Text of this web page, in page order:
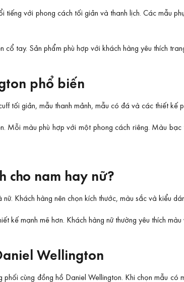
tiếng với phong cách tối giản và thanh lịch. Các mẫu
tay. Sản phẩm phù hợp với khách hàng yêu thích
phổ biến
tối giản, mẫu thanh mảnh, mẫu có đá và các thiết kế
Mỗi màu phù hợp với một phong cách riêng. Màu
cho nam hay nữ?
Khách hàng nên chọn kích thước, màu sắc và kiểu
kế mạnh mẽ hơn. Khách hàng nữ thường yêu thích
Wellington
cùng đồng hồ Daniel Wellington. Khi chọn mẫu